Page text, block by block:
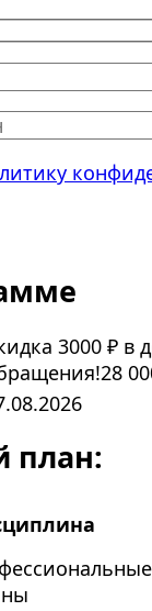
3000 ₽ в
28
план: